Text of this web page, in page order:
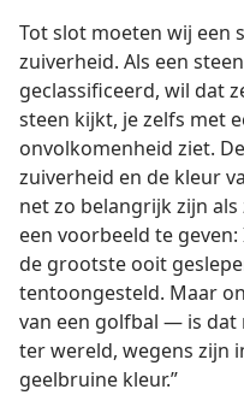
Tot slot moeten wij een
zuiverheid. Als een
geclassificeerd, wil dat
steen kijkt, je zelfs met
onvolkomenheid ziet.
zuiverheid en de kleur
net zo belangrijk zijn
een voorbeeld te
de grootste ooit
tentoongesteld. Maar
van een golfbal — is
ter wereld, wegens zijn
geelbruine kleur.”